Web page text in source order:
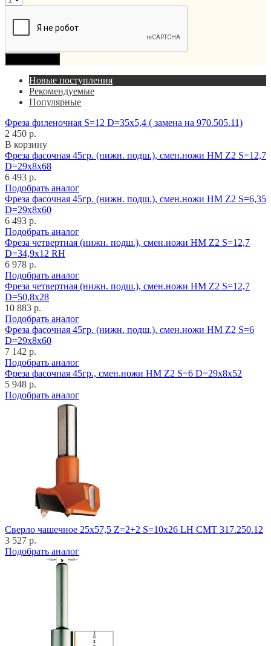
Новые поступления
Рекомендуемые
Популярные
Фреза филеночная S=12 D=35x5,4 ( замена на 970.505.11)
2 450 р.
В корзину
Фреза фасочная 45гр. (нижн. подш.), смен.ножи HM Z2 S=12,7
D=29x8x68
6 493 р.
Подобрать аналог
Фреза фасочная 45гр. (нижн. подш.), смен.ножи HM Z2 S=6,35
D=29x8x60
6 493 р.
Подобрать аналог
Фреза четвертная (нижн. подш.), смен.ножи HM Z2 S=12,7
D=34,9x12 RH
6 978 р.
Подобрать аналог
Фреза четвертная (нижн. подш.), смен.ножи HM Z2 S=12,7
D=50,8x28
10 883 р.
Подобрать аналог
Фреза фасочная 45гр. (нижн. подш.), смен.ножи HM Z2 S=6
D=29x8x60
7 142 р.
Подобрать аналог
Фреза фасочная 45гр., смен.ножи HM Z2 S=6 D=29x8x52
5 948 р.
Подобрать аналог
Cверло чашечное 25x57,5 Z=2+2 S=10x26 LH CMT 317.250.12
3 527 р.
Подобрать аналог